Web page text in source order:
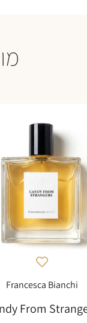
Francesca Bianchi
From